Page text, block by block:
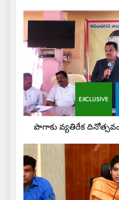
EXCLUSIVE